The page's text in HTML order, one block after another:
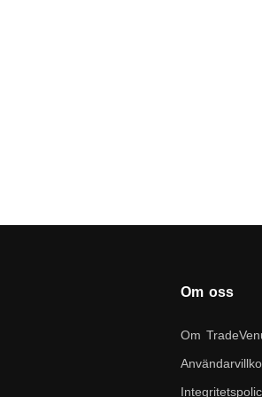
Om oss
Om